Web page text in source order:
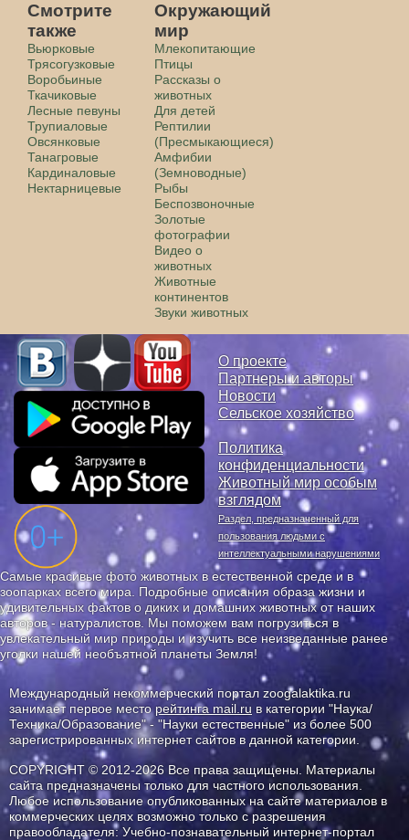
Смотрите
также
Вьюрковые
Трясогузковые
Воробьиные
Ткачиковые
Лесные певуны
Трупиаловые
Овсянковые
Танагровые
Кардиналовые
Нектарницевые
Окружающий
мир
Млекопитающие
Птицы
Рассказы о
животных
Для детей
Рептилии
(Пресмыкающиеся)
Амфибии
(Земноводные)
Рыбы
Беспозвоночные
Золотые
фотографии
Видео о
животных
Животные
континентов
Звуки животных
О проекте
Партнеры и авторы
Новости
Сельское хозяйство
Политика
конфиденциальности
Животный мир особым
взглядом
Раздел, предназначенный для
пользования людьми с
интеллектуальными нарушениями
Самые красивые фото животных в естественной среде и в
зоопарках всего мира. Подробные описания образа жизни и
удивительных фактов о диких и домашних животных от наших
авторов - натуралистов. Мы поможем вам погрузиться в
увлекательный мир природы и изучить все неизведанные ранее
уголки нашей необъятной планеты Земля!
Международный некоммерческий портал zoogalaktika.ru
занимает первое месторейтинга mail.ru в категории "Наука/
Техника/Образование" - "Науки естественные" из более 500
зарегистрированных интернет сайтов в данной категории.
COPYRIGHT © 2012-2026 Все права защищены. Материалы
сайта предназначены только для частного использования.
Любое использование опубликованных на сайте материалов в
коммерческих целях возможно только с разрешения
правообладателя: Учебно-познавательный интернет-портал